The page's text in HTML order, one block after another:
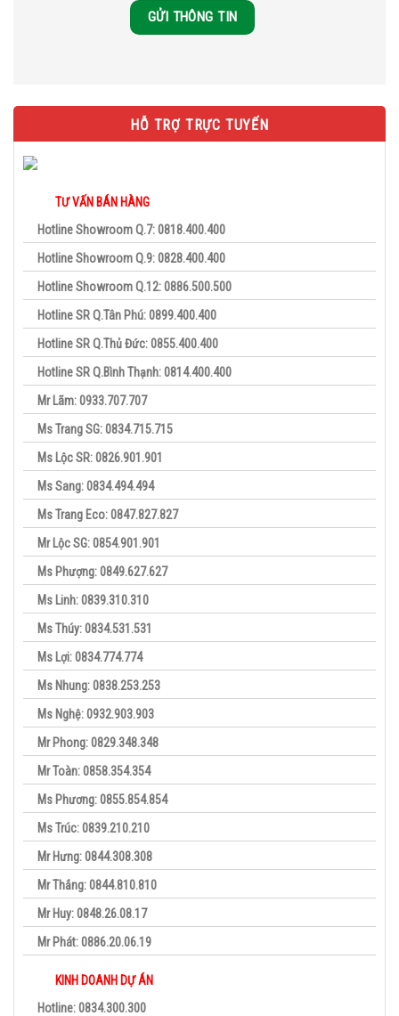
HỖ TRỢ TRỰC TUYẾN
TƯ VẤN BÁN HÀNG
Hotline Showroom Q.7: 0818.400.400
Hotline Showroom Q.9: 0828.400.400
Hotline Showroom Q.12: 0886.500.500
Hotline SR Q.Tân Phú: 0899.400.400
Hotline SR Q.Thủ Đức: 0855.400.400
Hotline SR Q.Bình Thạnh: 0814.400.400
Mr Lãm: 0933.707.707
Ms Trang SG: 0834.715.715
Ms Lộc SR: 0826.901.901
Ms Sang: 0834.494.494
Ms Trang Eco: 0847.827.827
Mr Lộc SG: 0854.901.901
Ms Phượng: 0849.627.627
Ms Linh: 0839.310.310
Ms Thúy: 0834.531.531
Ms Lợi: 0834.774.774
Ms Nhung: 0838.253.253
Ms Nghệ: 0932.903.903
Mr Phong: 0829.348.348
Mr Toàn: 0858.354.354
Ms Phương: 0855.854.854
Ms Trúc: 0839.210.210
Mr Hưng: 0844.308.308
Mr Thắng: 0844.810.810
Mr Huy: 0848.26.08.17
Mr Phát: 0886.20.06.19
KINH DOANH DỰ ÁN
Hotline: 0834.300.300